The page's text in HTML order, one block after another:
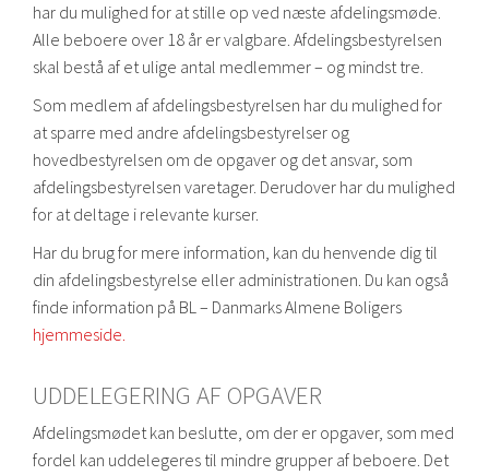
har du mulighed for at stille op ved næste afdelingsmøde.
Alle beboere over 18 år er valgbare. Afdelingsbestyrelsen
skal bestå af et ulige antal medlemmer – og mindst tre.
Som medlem af afdelingsbestyrelsen har du mulighed for
at sparre med andre afdelingsbestyrelser og
hovedbestyrelsen om de opgaver og det ansvar, som
afdelingsbestyrelsen varetager. Derudover har du mulighed
for at deltage i relevante kurser.
Har du brug for mere information, kan du henvende dig til
din afdelingsbestyrelse eller administrationen. Du kan også
finde information på BL – Danmarks Almene Boligers
hjemmeside.
UDDELEGERING AF OPGAVER
Afdelingsmødet kan beslutte, om der er opgaver, som med
fordel kan uddelegeres til mindre grupper af beboere. Det